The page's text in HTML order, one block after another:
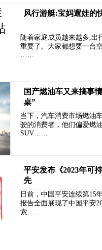
风行游艇:宝妈遛娃的
随着家庭成员越来越多,出
重要了。大家都想要一台
……
国产燃油车又来搞事
桌”
当下，汽车消费市场燃油
驶的消费者，他们偏爱燃
SUV……
平安发布《2023年可
先
日前，中国平安连续第15
报告全面展现了中国平安
索……